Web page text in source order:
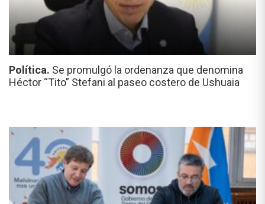
Política. Se promulgó la ordenanza que denomina
Héctor “Tito” Stefani al paseo costero de Ushuaia